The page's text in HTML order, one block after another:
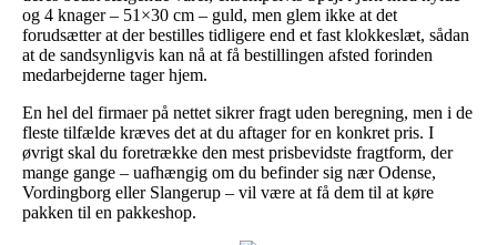
og 4 knager – 51×30 cm – guld, men glem ikke at det
forudsætter at der bestilles tidligere end et fast klokkeslæt, sådan
at de sandsynligvis kan nå at få bestillingen afsted forinden
medarbejderne tager hjem.
En hel del firmaer på nettet sikrer fragt uden beregning, men i de
fleste tilfælde kræves det at du aftager for en konkret pris. I
øvrigt skal du foretrække den mest prisbevidste fragtform, der
mange gange – uafhængig om du befinder sig nær Odense,
Vordingborg eller Slangerup – vil være at få dem til at køre
pakken til en pakkeshop.